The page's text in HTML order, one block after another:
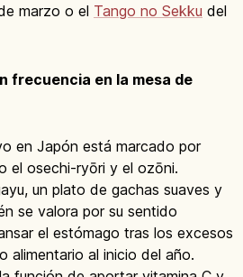
marzo o el Tango no Sekku del
frecuencia en la mesa de
en Japón está marcado por
el osechi-ryōri y el ozōni.
un plato de gachas suaves y
se valora por su sentido
el estómago tras los excesos
alimentario al inicio del año.